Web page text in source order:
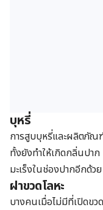
บุหรี่
การสูบบุหรี่และผลิตภัณ
ทั้งยังทำให้เกิดกลิ่นปาก
มะเร็งในช่องปากอีกด้วย
ฝาขวดโลหะ
บางคนเมื่อไม่มีที่เปิดข